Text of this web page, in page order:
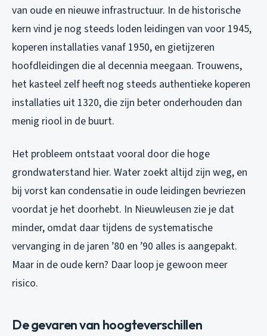
van oude en nieuwe infrastructuur. In de historische
kern vind je nog steeds loden leidingen van voor 1945,
koperen installaties vanaf 1950, en gietijzeren
hoofdleidingen die al decennia meegaan. Trouwens,
het kasteel zelf heeft nog steeds authentieke koperen
installaties uit 1320, die zijn beter onderhouden dan
menig riool in de buurt.
Het probleem ontstaat vooral door die hoge
grondwaterstand hier. Water zoekt altijd zijn weg, en
bij vorst kan condensatie in oude leidingen bevriezen
voordat je het doorhebt. In Nieuwleusen zie je dat
minder, omdat daar tijdens de systematische
vervanging in de jaren ’80 en ’90 alles is aangepakt.
Maar in de oude kern? Daar loop je gewoon meer
risico.
De gevaren van hoogteverschillen